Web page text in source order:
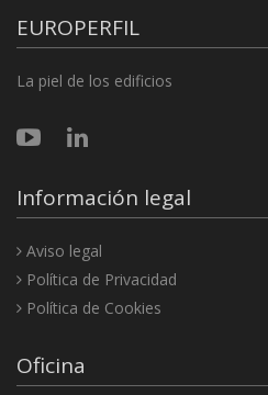
EUROPERFIL
La piel de los edificios
Información legal
Aviso legal
Política de Privacidad
Política de Cookies
Oficina